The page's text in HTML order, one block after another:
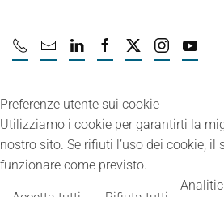
Preferenze utente sui cookie
Utilizziamo i cookie per garantirti la
nostro sito. Se rifiuti l’uso dei cookie, il
funzionare come previsto.